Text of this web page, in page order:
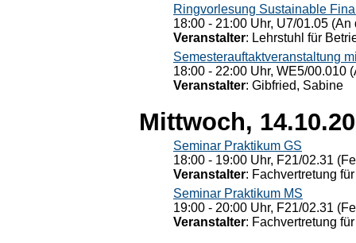
Ringvorlesung Sustainable
18:00 - 21:00 Uhr, U7/01.05
Veranstalter: Lehrstuhl für
Semesterauftaktveranstaltung
18:00 - 22:00 Uhr, WE5/00.010
Veranstalter: Gibfried, Sabine
Mittwoch,
Seminar Praktikum GS
18:00 - 19:00 Uhr, F21/02.31
Veranstalter: Fachvertretung
Seminar Praktikum MS
19:00 - 20:00 Uhr, F21/02.31
Veranstalter: Fachvertretung